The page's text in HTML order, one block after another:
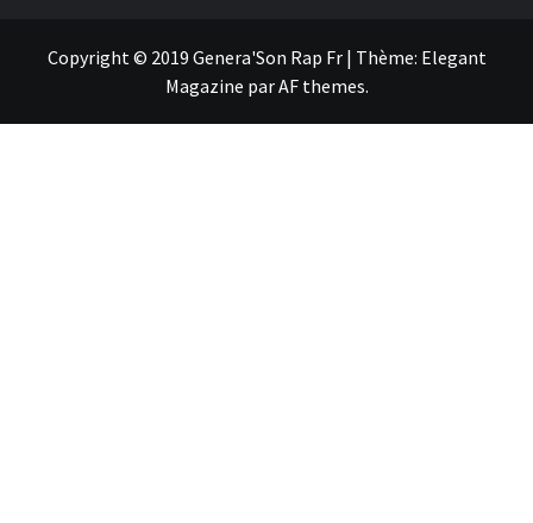
Copyright © 2019 Genera'Son Rap Fr | Thème: Elegant
Magazine parAF themes.